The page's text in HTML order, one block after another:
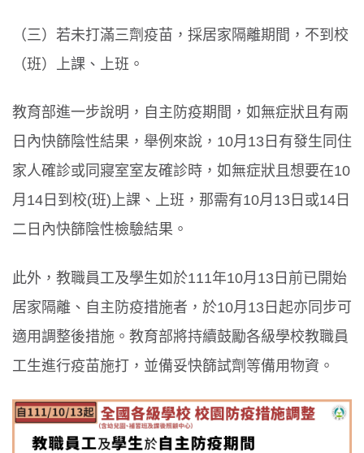
（三）若未打滿三劑疫苗，採居家隔離期間，不到校
（班）上課、上班。
教育部進一步說明，自主防疫期間，如無症狀且有兩
日內快篩陰性結果，舉例來說，10月13日有發生同住
家人確診或同寢室室友確診時，如無症狀且想要在10
月14日到校(班)上課、上班，那需有10月13日或14日
二日內快篩陰性檢驗結果。
此外，教職員工及學生如於111年10月13日前已開始
居家隔離、自主防疫措施者，於10月13日起亦同步可
適用調整後措施。教育部將持續鼓勵各級學校教職員
工生進行疫苗施打，並備妥快篩試劑等備用物資。